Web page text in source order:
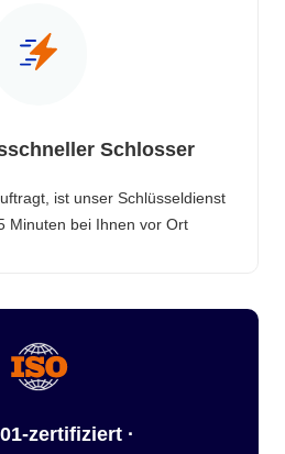
Schlosser
ist unser Schlüsseldienst
Minuten bei Ihnen vor Ort
zertifiziert ·